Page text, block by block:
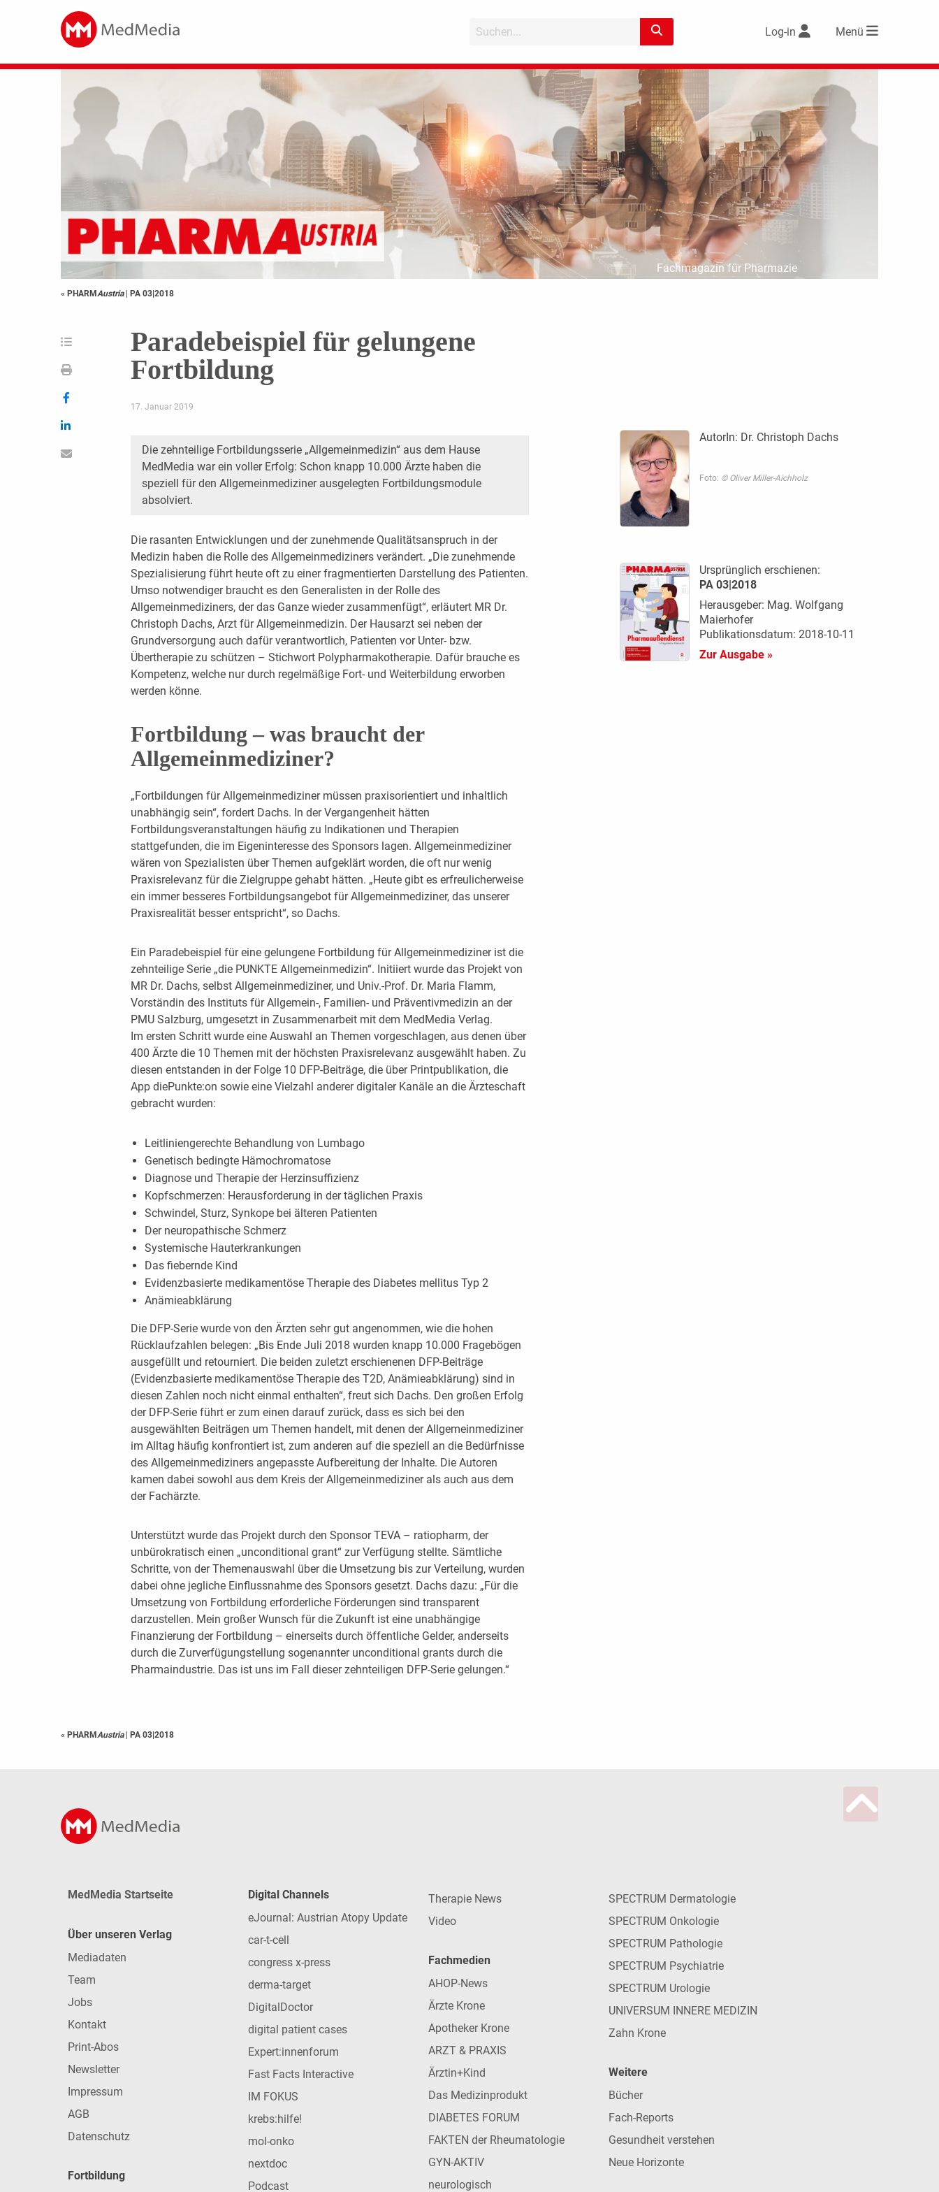
Log-in Menü
Fachmagazin für Pharmazie
« PHARMAustria | PA 03|2018
Paradebeispiel für gelungene
Fortbildung
17. Januar 2019
Die zehnteilige Fortbildungsserie „Allgemeinmedizin“ aus dem Hause
MedMedia war ein voller Erfolg: Schon knapp 10.000 Ärzte haben die
speziell für den Allgemeinmediziner ­ausgelegten Fortbildungsmodule
absolviert.
Die rasanten Entwicklungen und der zunehmende Qualitätsanspruch in der
Medizin haben die Rolle des Allgemeinmediziners verändert. „Die zunehmende
Spezialisierung führt heute oft zu einer fragmentierten Darstellung des Patienten.
Umso notwendiger braucht es den Generalisten in der Rolle des
Allgemeinmediziners, der das Ganze wieder zusammenfügt“, erläutert MR Dr.
Christoph Dachs, Arzt für Allgemeinmedizin. Der Hausarzt sei neben der
Grundversorgung auch dafür verantwortlich, Patienten vor Unter- bzw.
Übertherapie zu schützen – Stichwort Polypharmakotherapie. Dafür brauche es
Kompetenz, welche nur durch regelmäßige Fort- und Weiterbildung erworben
werden könne.
Fortbildung – was braucht der
Allgemeinmediziner?
„Fortbildungen für Allgemeinmediziner müssen praxisorientiert und inhaltlich
unabhängig sein“, fordert Dachs. In der Vergangenheit hätten
Fortbildungsveranstaltungen häufig zu Indikationen und Therapien
stattgefunden, die im Eigeninteresse des Sponsors lagen. Allgemeinmediziner
wären von Spezialisten über Themen aufgeklärt worden, die oft nur wenig
Praxisrelevanz für die Zielgruppe gehabt hätten. „Heute gibt es erfreulicherweise
ein immer besseres Fortbildungsangebot für Allgemeinmediziner, das unserer
Praxisrealität besser entspricht“, so Dachs.
Ein Paradebeispiel für eine gelungene Fort­bildung für Allgemeinmediziner ist die
zehnteilige Serie „die PUNKTE Allgemeinmedizin“. Initiiert wurde das Projekt von
MR Dr. Dachs, selbst Allgemeinmediziner, und Univ.-Prof. Dr. Maria Flamm,
Vorständin des Instituts für ­Allgemein-, Familien- und Präventivmedizin an der
PMU Salzburg, umgesetzt in Zusammenarbeit mit dem MedMedia Verlag.
Im ersten Schritt wurde eine Auswahl an Themen vorgeschlagen, aus denen über
400 Ärzte die 10 Themen mit der höchsten Praxisrelevanz ausgewählt haben. Zu
diesen entstanden in der Folge 10 DFP-Beiträge, die über Printpublikation, die
App diePunkte:on sowie eine Vielzahl anderer digitaler Kanäle an die Ärzteschaft
gebracht wurden:
Leitliniengerechte Behandlung von Lumbago
Genetisch bedingte Hämochromatose
Diagnose und Therapie der Herz­insuffizienz
Kopfschmerzen: Herausforderung in der täglichen Praxis
Schwindel, Sturz, Synkope bei älteren Patienten
Der neuropathische Schmerz
Systemische Hauterkrankungen
Das fiebernde Kind
Evidenzbasierte medikamentöse Therapie des Diabetes mellitus Typ 2
Anämieabklärung
Die DFP-Serie wurde von den Ärzten sehr gut angenommen, wie die hohen
Rücklaufzahlen belegen: „Bis Ende Juli 2018 wurden knapp 10.000 Fragebögen
ausgefüllt und retourniert. Die beiden zuletzt erschienenen DFP-Beiträge
(Evidenzbasierte medikamentöse Therapie des T2D, Anämieabklärung) sind in
diesen Zahlen noch nicht einmal enthalten“, freut sich Dachs. Den großen Erfolg
der DFP-Serie führt er zum einen darauf zurück, dass es sich bei den
ausgewählten Beiträgen um Themen handelt, mit denen der Allgemeinmediziner
im Alltag häufig konfrontiert ist, zum anderen auf die speziell an die Bedürfnisse
des Allgemeinmediziners angepasste Aufbereitung der Inhalte. Die Autoren
kamen dabei sowohl aus dem Kreis der Allgemeinmediziner als auch aus dem
der Fachärzte.
Unterstützt wurde das Projekt durch den Sponsor TEVA – ratiopharm, der
unbürokratisch einen „unconditional grant“ zur Verfügung stellte. Sämtliche
Schritte, von der Themenauswahl über die Umsetzung bis zur Verteilung, wurden
dabei ohne jegliche Einflussnahme des Sponsors gesetzt. Dachs dazu: „Für die
Umsetzung von Fortbildung erforderliche Förderungen sind transparent
darzustellen. Mein großer Wunsch für die Zukunft ist eine unabhängige
Finanzierung der Fortbildung – einerseits durch öffentliche Gelder, anderseits
durch die Zurverfügungstellung sogenannter unconditional grants durch die
Pharmaindus­trie. Das ist uns im Fall dieser zehnteiligen DFP-Serie gelungen.“
AutorIn: Dr. Christoph Dachs
Foto: © Oliver Miller-Aichholz
Ursprünglich erschienen:
PA 03|2018
Herausgeber: Mag. Wolfgang
Maierhofer
Publikationsdatum: 2018-10-11
Zur Ausgabe »
« PHARMAustria | PA 03|2018
MedMedia Startseite
Über unseren Verlag
Mediadaten
Team
Jobs
Kontakt
Print-Abos
Newsletter
Impressum
AGB
Datenschutz
Fortbildung
Digital Channels
eJournal: Austrian Atopy Update
car-t-cell
congress x-press
derma-target
DigitalDoctor
digital patient cases
Expert:innenforum
Fast Facts Interactive
IM FOKUS
krebs:hilfe!
mol-onko
nextdoc
Podcast
Therapie News
Video
Fachmedien
AHOP-News
Ärzte Krone
Apotheker Krone
ARZT & PRAXIS
Ärztin+Kind
Das Medizinprodukt
DIABETES FORUM
FAKTEN der Rheumatologie
GYN-AKTIV
neurologisch
SPECTRUM Dermatologie
SPECTRUM Onkologie
SPECTRUM Pathologie
SPECTRUM Psychiatrie
SPECTRUM Urologie
UNIVERSUM INNERE MEDIZIN
Zahn Krone
Weitere
Bücher
Fach-Reports
Gesundheit verstehen
Neue Horizonte